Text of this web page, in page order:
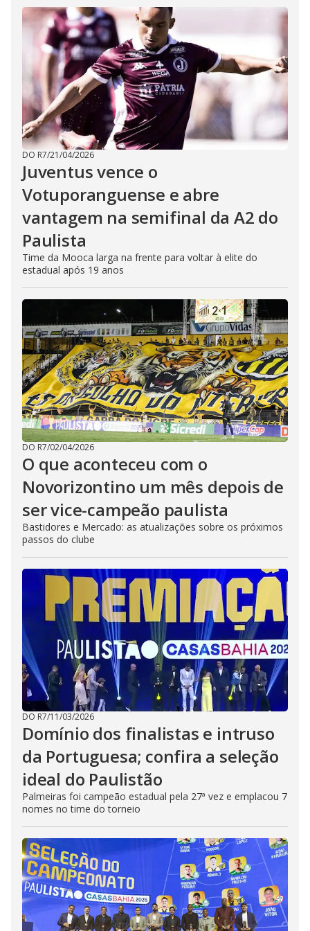
d
e
o
DO R7/21/04/2026
Juventus vence o
Votuporanguense e abre
vantagem na semifinal da A2 do
Paulista
Time da Mooca larga na frente para voltar à elite do
estadual após 19 anos
DO R7/02/04/2026
O que aconteceu com o
Novorizontino um mês depois de
ser vice-campeão paulista
Bastidores e Mercado: as atualizações sobre os próximos
passos do clube
DO R7/11/03/2026
Domínio dos finalistas e intruso
da Portuguesa; confira a seleção
ideal do Paulistão
Palmeiras foi campeão estadual pela 27ª vez e emplacou 7
nomes no time do torneio